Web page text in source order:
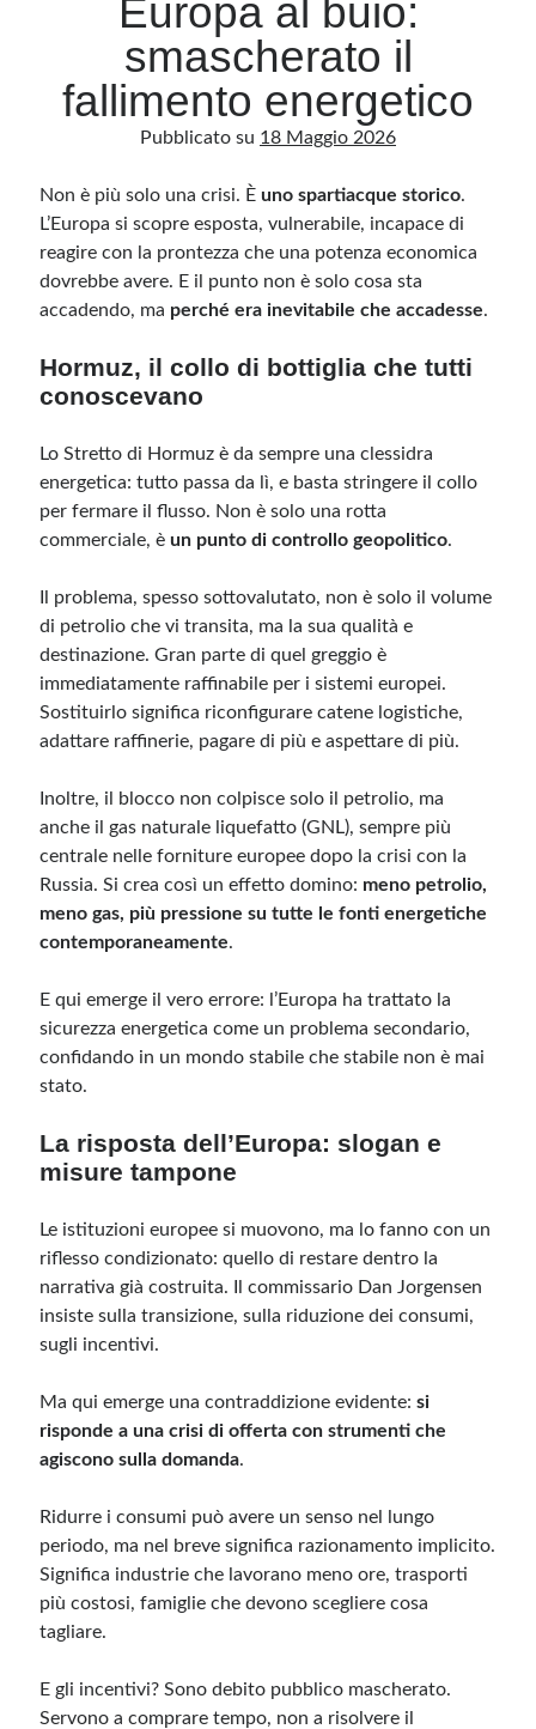
Archivio
Archivi
Categorie
Categorie
senza alcuna periodicità. Non può pertanto considerarsi un prodotto editoriale ai
sensi della legge n· 62 del 7.03.2001. L’autore non è responsabile di quanto
pubblicato dai lettori nei commenti ai vari post. Saranno comunque cancellati quelli
ritenuti offensivi o lesivi dell’immagine o dell’onorabilità di terzi, di genere spam,
considerate di pubblico dominio. Qualora la loro pubblicazione violasse eventuali
immediatamente rimosse. L’autore del blog non è responsabile dei siti collegati
Meta
Accedi
Europa al buio:
smascherato il
fallimento energetico
Pubblicato su 18 Maggio 2026
Non è più solo una crisi. Èuno spartiacque storico.
L’Europa si scopre esposta, vulnerabile, incapace di
reagire con la prontezza che una potenza economica
dovrebbe avere. E il punto non è solo cosa sta
accadendo, ma perché era inevitabile che accadesse.
Hormuz, il collo di bottiglia che tutti
conoscevano
Lo Stretto di Hormuz è da sempre una clessidra
energetica: tutto passa da lì, e basta stringere il collo
per fermare il flusso. Non è solo una rotta
commerciale, èun punto di controllo geopolitico.
Il problema, spesso sottovalutato, non è solo il volume
di petrolio che vi transita, ma la sua qualità e
destinazione. Gran parte di quel greggio è
immediatamente raffinabile per i sistemi europei.
Sostituirlo significa riconfigurare catene logistiche,
adattare raffinerie, pagare di più e aspettare di più.
Inoltre, il blocco non colpisce solo il petrolio, ma
anche il gas naturale liquefatto (GNL), sempre più
centrale nelle forniture europee dopo la crisi con la
Russia. Si crea così un effetto domino: meno petrolio,
meno gas, più pressione su tutte le fonti energetiche
contemporaneamente.
E qui emerge il vero errore: l’Europa ha trattato la
sicurezza energetica come un problema secondario,
confidando in un mondo stabile che stabile non è mai
stato.
La risposta dell’Europa: slogan e
misure tampone
Le istituzioni europee si muovono, ma lo fanno con un
riflesso condizionato: quello di restare dentro la
narrativa già costruita. Il commissario Dan Jorgensen
insiste sulla transizione, sulla riduzione dei consumi,
sugli incentivi.
Ma qui emerge una contraddizione evidente:si
risponde a una crisi di offerta con strumenti che
agiscono sulla domanda.
Ridurre i consumi può avere un senso nel lungo
periodo, ma nel breve significa razionamento implicito.
Significa industrie che lavorano meno ore, trasporti
più costosi, famiglie che devono scegliere cosa
tagliare.
E gli incentivi? Sono debito pubblico mascherato.
Servono a comprare tempo, non a risolvere il